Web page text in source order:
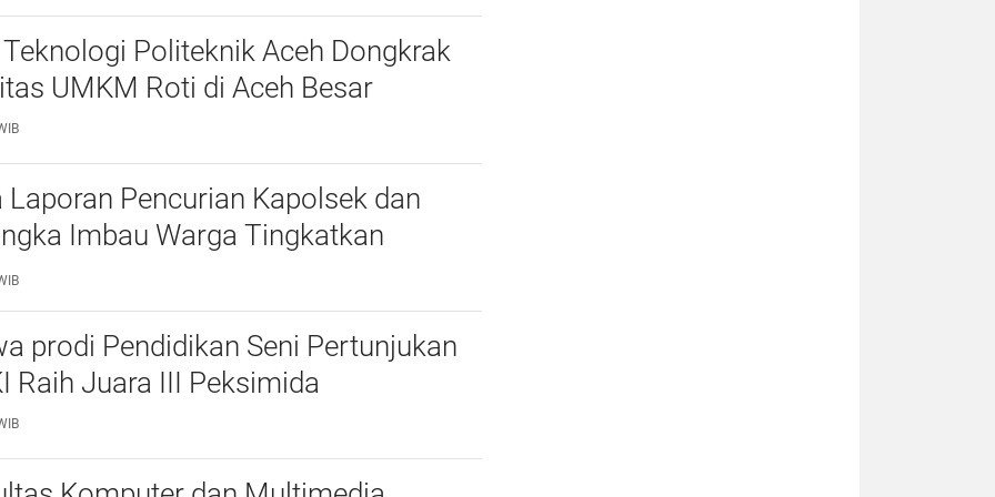
Politeknik Aceh Dongkrak
UMKM Roti di Aceh Besar
Laporan Pencurian Kapolsek dan
Imbau Warga Tingkatkan
prodi Pendidikan Seni Pertunjukan
Raih Juara III Peksimida